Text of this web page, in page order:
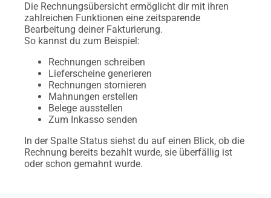
Die Rechnungsübersicht ermöglicht dir mit ihren
zahlreichen Funktionen eine zeitsparende
Bearbeitung deiner Fakturierung.
So kannst du zum Beispiel:
Rechnungen schreiben
Lieferscheine generieren
Rechnungen stornieren
Mahnungen erstellen
Belege ausstellen
Zum Inkasso senden
In der Spalte Status siehst du auf einen Blick, ob die
Rechnung bereits bezahlt wurde, sie überfällig ist
oder schon gemahnt wurde.